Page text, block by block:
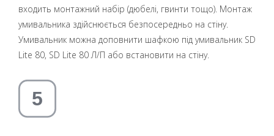
входить монтажний набір (дюбелі, гвинти тощо). Монтаж
умивальника здійснюється безпосередньо на стіну.
Умивальник можна доповнити шафкою під умивальник SD
Lite 80, SD Lite 80 Л/П або встановити на стіну.